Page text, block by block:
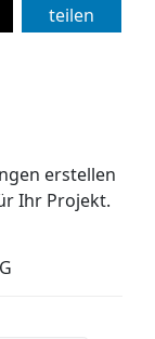
teilen
erstellen
Ihr Projekt.